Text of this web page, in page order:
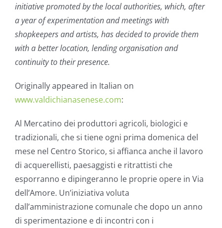
initiative promoted by the local authorities, which, after
a year of experimentation and meetings with
shopkeepers and artists, has decided to provide them
with a better location, lending organisation and
continuity to their presence.
Originally appeared in Italian on
www.valdichianasenese.com:
Al Mercatino dei produttori agricoli, biologici e
tradizionali, che si tiene ogni prima domenica del
mese nel Centro Storico, si affianca anche il lavoro
di acquerellisti, paesaggisti e ritrattisti che
esporranno e dipingeranno le proprie opere in Via
dell’Amore. Un’iniziativa voluta
dall’amministrazione comunale che dopo un anno
di sperimentazione e di incontri con i